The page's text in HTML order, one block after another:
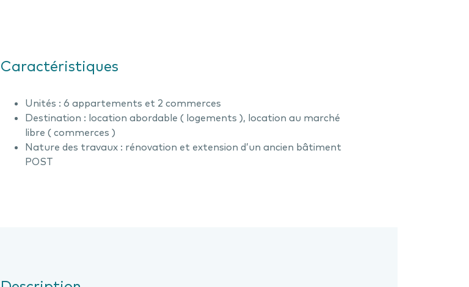
Caractéristiques
Unités : 6 appartements et 2 commerces
Destination : location abordable ( logements ), location au marché
libre ( commerces )
Nature des travaux : rénovation et extension d’un ancien bâtiment
POST